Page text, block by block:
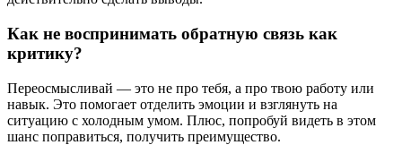
Как не воспринимать обратную связь как
критику?
Переосмысливай — это не про тебя, а про твою работу или
навык. Это помогает отделить эмоции и взглянуть на
ситуацию с холодным умом. Плюс, попробуй видеть в этом
шанс поправиться, получить преимущество.